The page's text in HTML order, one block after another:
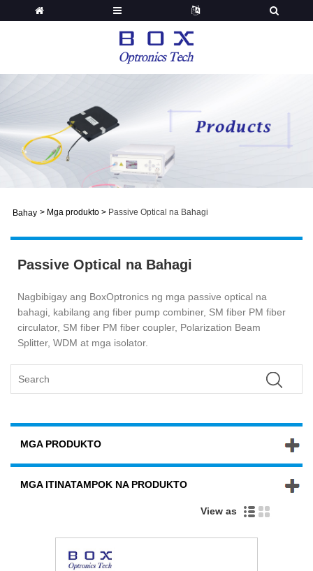
Bahay > Mga produkto > Passive Optical na Bahagi
Passive Optical na Bahagi
Nagbibigay ang BoxOptronics ng mga passive optical na
bahagi, kabilang ang fiber pump combiner, SM fiber PM fiber
circulator, SM fiber PM fiber coupler, Polarization Beam
Splitter, WDM at mga isolator.
MGA PRODUKTO
MGA ITINATAMPOK NA PRODUKTO
View as